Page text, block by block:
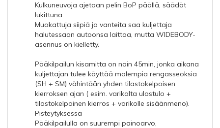
Kulkuneuvoja ajetaan pelin BoP päällä, säädöt
lukittuna.
Muokattuja siipiä ja vanteita saa kuljettaja
halutessaan autoonsa laittaa, mutta WIDEBODY-
asennus on kielletty.
Pääkilpailun kisamitta on noin 45min, jonka aikana
kuljettajan tulee käyttää molempia rengasseoksia
(SH + SM) vähintään yhden tilastokelpoisen
kierroksen ajan ( esim. varikolta ulostulo +
tilastokelpoinen kierros + varikolle sisäänmeno).
Pisteytyksessä
Pääkilpailulla on suurempi painoarvo,